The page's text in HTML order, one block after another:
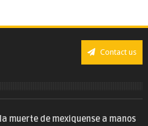
Contact us
muerte de mexiquense a manos